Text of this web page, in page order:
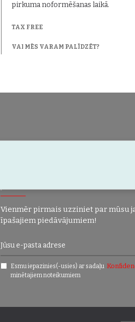
pirkuma noformēšanas laikā.
TAX FREE
VAI MĒS VARAM PALĪDZĒT?
Vienmēr pirmais uzziniet par mūsu
īpašajiem piedāvājumiem!
Esmu iepazinies(-usies) ar sadaļu
minētajiem noteikumiem